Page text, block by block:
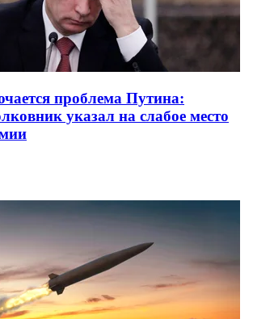
проблема Путина:
указал на слабое место